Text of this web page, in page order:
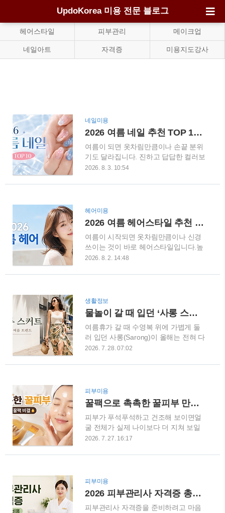
UpdoKorea 미용 전문 블로그
헤어스타일 피부관리 메이크업
네일아트 자격증 미용지도강사
네일미용
2026 여름 네일 추천 TOP 10｜물방울·유리알 디자인으로 손끝까지 시원하게
여름이 되면 옷차림만큼이나 손끝 분위
기도 달라집니다. 진하고 답답한 컬러보
다는 햇빛을 받았을 때 맑게 반짝이는
럽게 눈에 들어오는데요. 2026년 여름
체감, 유리알처럼 투명한 광택, 바닷물
을 닮은 청량한 컬러**입니다. 최근 뷰티
업계에서도 반투명한 글라스 네일과 워
터리 블루, 젤리 컬러, 소프트 크롬이 여
름 네일 트렌드로 주목받고 있습니다.
여기에 볼록한 물방울 장식과 오로라 파
계획하고 있다면 다음 10가지 디자인을
참고해 보세요.1. 아이스 블루 물방울
네일2026 여름 네일에서 가장 먼저 추
천하고 싶은 디자인..
2026. 8. 3. 10:54
헤어미용
2026 여름 헤어스타일 추천 7가지, 단발부터 긴머리까지 지금 유행하는 스타일
여름이 시작되면 옷차림만큼이나 신경
쓰이는 것이 바로 헤어스타일입니다.높
은 기온과 습도 때문에 머리가 쉽게 처
뿐만 아니라 손질이 편한지도 꼼꼼하게
일의 핵심은 무조건 짧게 자르거나 화려
하게 변신하는 것이 아닙니다. 얼굴선을
자연스럽게 보완하는 레이어, 가볍게 살
아나는 볼륨, 건강해 보이는 윤기를 살
리는 방향으로 트렌드가 바뀌고 있습니
다.올여름 미용실 방문을 계획하고 있다
운 실루엣2026년 국내 헤어 트렌드는
앞머리와 옆머리의 연결을 정교하게 디
자인하고, 턱선과 쇄골 주변에는 가벼운
레이어를 넣는 방향으로 변화하고 있..
2026. 8. 2. 14:48
생활정보
물놀이 갈 때 입던 ‘사롱 스커트’가 유행이라고? 2026 여름 도심 패션으로 뜬 이유
여름휴가 갈 때 수영복 위에 가볍게 둘
러 입던 사롱(Sarong)이 올해는 전혀 다
른 모습으로 돌아왔습니다.예전에는 해
캉스 아이템이라는 이미지가 강했지만,
데일리룩의 핵심 아이템으로 떠오르고
있습니다. 실제로 보그(Vogue)는 2026
년 여름 사롱 스커트를 주목할 패션 트
렌드로 소개하며, 해변에서 입던 아이템
이 도시의 거리와 일상복으로 빠르게 확
산됐다고 전했습니다.도대체 물놀이 갈
형태의 옷입니다.우리가 흔히 휴양지에
서 수영복 위에 두르는 커버업을 떠올리
면 이해하기 쉬운데요.최근 유행하는 사
롱 스커트는 단순히 천 ..
2026. 7. 28. 07:02
피부미용
꿀팩으로 촉촉한 꿀피부 만들기｜물광피부 만드는 홈케어 비결
피부가 푸석푸석하고 건조해 보이면얼
굴 전체가 실제 나이보다 더 지쳐 보일
수 있는데요.오늘 소개해드릴 영상은 집
피부관리 방법입니다.촉촉하고 윤기 있
영상과 함께 천천히 따라 해보세요. 😊
촉촉한 피부를 위한 꿀팩 홈케어피부 관
리에서 가장 중요한 것 중 하나가 바로
수분감과 보습 관리입니다.특히 건조한
2026. 7. 27. 16:17
피부미용
2026 피부관리사 자격증 총정리｜필기·실기 시험부터 학원비, 국비지원, 취업까지
피부관리사 자격증을 준비하려고 마음